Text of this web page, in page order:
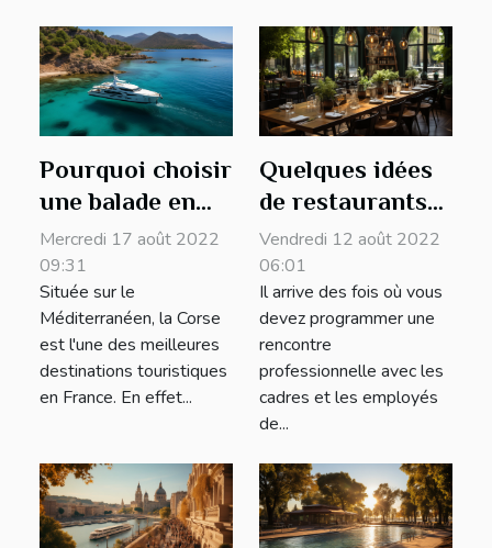
Pourquoi choisir
une balade en
mer à corse en
bateau
d’exception ?
Mercredi 17 août 2022
09:31
Située sur le
Méditerranéen, la Corse
est l'une des meilleures
destinations touristiques
en France. En effet...
Quelques idées
de restaurants
pour votre
séminaire à
Paris
Vendredi 12 août 2022
06:01
Il arrive des fois où vous
devez programmer une
rencontre
professionnelle avec les
cadres et les employés
de...